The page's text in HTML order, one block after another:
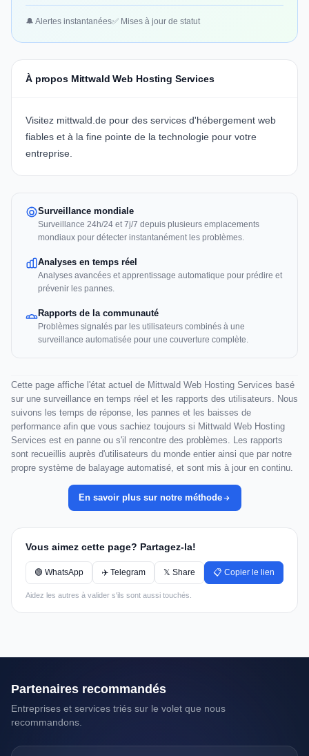
🔔 Alertes instantanées✅ Mises à jour de statut
À propos Mittwald Web Hosting Services
Visitez mittwald.de pour des services d'hébergement web
fiables et à la fine pointe de la technologie pour votre
entreprise.
Surveillance mondiale
Surveillance 24h/24 et 7j/7 depuis plusieurs emplacements
mondiaux pour détecter instantanément les problèmes.
Analyses en temps réel
Analyses avancées et apprentissage automatique pour prédire et
prévenir les pannes.
Rapports de la communauté
Problèmes signalés par les utilisateurs combinés à une
surveillance automatisée pour une couverture complète.
Cette page affiche l'état actuel de Mittwald Web Hosting Services basé
sur une surveillance en temps réel et les rapports des utilisateurs. Nous
suivons les temps de réponse, les pannes et les baisses de
performance afin que vous sachiez toujours si Mittwald Web Hosting
Services est en panne ou s'il rencontre des problèmes. Les rapports
sont recueillis auprès d'utilisateurs du monde entier ainsi que par notre
propre système de balayage automatisé, et sont mis à jour en continu.
En savoir plus sur notre méthode
Vous aimez cette page? Partagez-la!
🟢 WhatsApp ✈️ Telegram 𝕏 Share 📋 Copier le lien
Aidez les autres à valider s'ils sont aussi touchés.
Partenaires recommandés
Entreprises et services triés sur le volet que nous
recommandons.